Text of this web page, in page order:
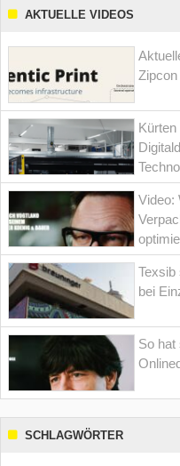
AKTUELLE VIDEOS
Zipcon
Video:
Texsib
bei
So hat
SCHLAGWÖRTER